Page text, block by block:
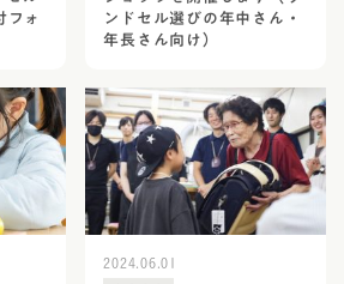
フォ
ンドセル選びの年中さん・
年長さん向け）
2024.06.01